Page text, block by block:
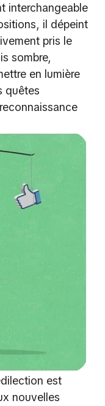
interchangeable
il dépeint
pris le
sombre,
en lumière
quêtes
est
nouvelles